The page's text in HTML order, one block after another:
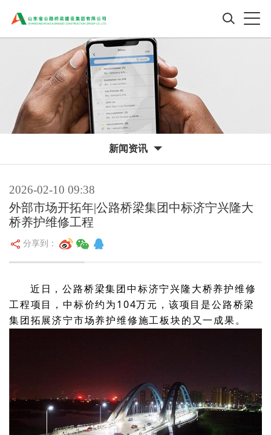
新闻资讯
2026-02-10 09:38
外部市场开拓年|公路桥梁集团中标济宁兴隆大
桥养护维修工程
分享到：
近日，公路桥梁集团中标济宁兴隆大桥养护维修
工程项目，中标价约为104万元，该项目是公路桥梁
集团拓展济宁市场养护维修施工板块的又一成果。